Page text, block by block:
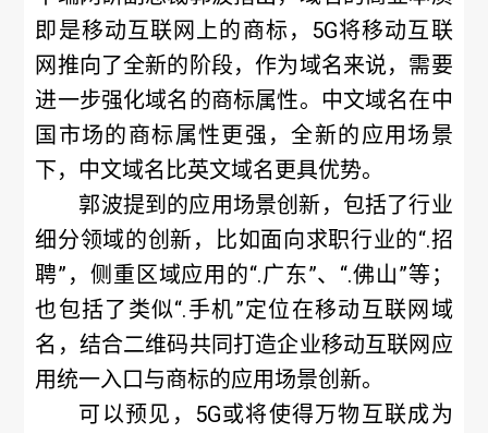
即是移动互联网上的商标，5G将移动互联
网推向了全新的阶段，作为域名来说，需要
进一步强化域名的商标属性。中文域名在中
国市场的商标属性更强，全新的应用场景
下，中文域名比英文域名更具优势。
郭波提到的应用场景创新，包括了行业
细分领域的创新，比如面向求职行业的“.招
聘”，侧重区域应用的“.广东”、“.佛山”等；
也包括了类似“.手机”定位在移动互联网域
名，结合二维码共同打造企业移动互联网应
用统一入口与商标的应用场景创新。
可以预见，5G或将使得万物互联成为